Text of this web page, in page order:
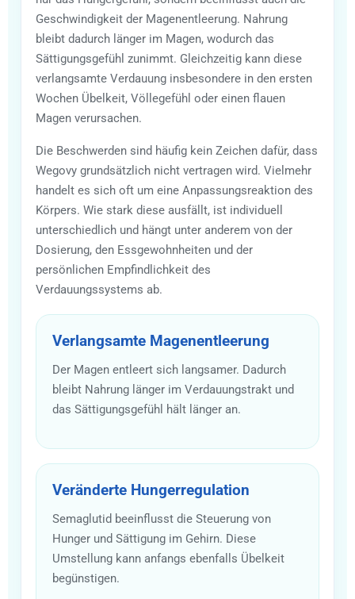
Geschwindigkeit der Magenentleerung. Nahrung
bleibt dadurch länger im Magen, wodurch das
Sättigungsgefühl zunimmt. Gleichzeitig kann diese
verlangsamte Verdauung insbesondere in den ersten
Wochen Übelkeit, Völlegefühl oder einen flauen
Magen verursachen.
Die Beschwerden sind häufig kein Zeichen dafür, dass
Wegovy grundsätzlich nicht vertragen wird. Vielmehr
handelt es sich oft um eine Anpassungsreaktion des
Körpers. Wie stark diese ausfällt, ist individuell
unterschiedlich und hängt unter anderem von der
Dosierung, den Essgewohnheiten und der
persönlichen Empfindlichkeit des
Verdauungssystems ab.
Verlangsamte Magenentleerung
Der Magen entleert sich langsamer. Dadurch
bleibt Nahrung länger im Verdauungstrakt und
das Sättigungsgefühl hält länger an.
Veränderte Hungerregulation
Semaglutid beeinflusst die Steuerung von
Hunger und Sättigung im Gehirn. Diese
Umstellung kann anfangs ebenfalls Übelkeit
begünstigen.